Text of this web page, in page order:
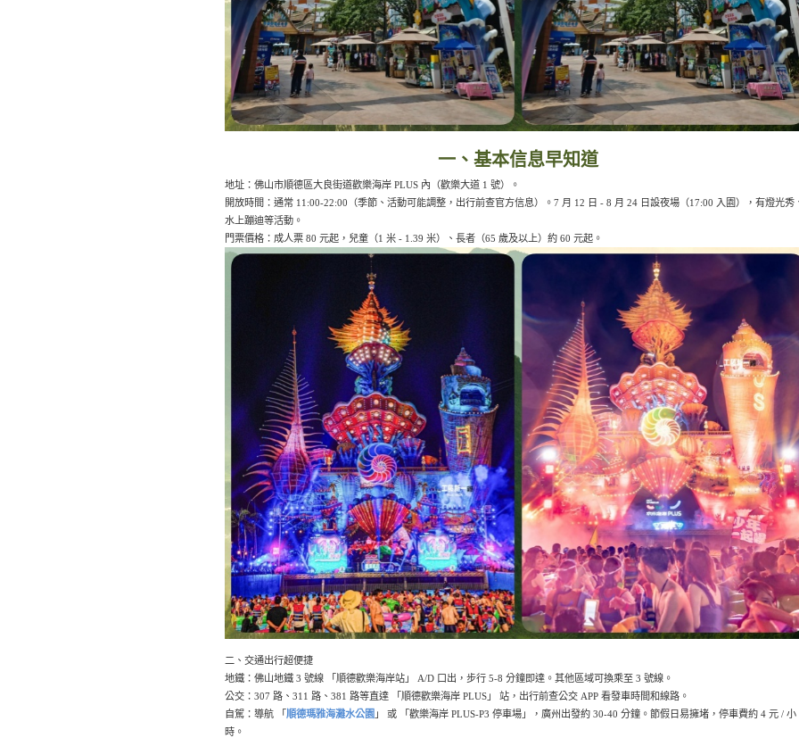
一、基本信息早知道
地址：佛山市順德區大良街道歡樂海岸 PLUS 內（歡樂大道 1 號）。
開放時間：通常 11:00-22:00（季節、活動可能調整，出行前查官方信息）。7 月 12 日 - 8 月 24 日設夜場（17:00 入園），有燈光秀
水上蹦迪等活動。
門票價格：成人票 80 元起，兒童（1 米 - 1.39 米）、長者（65 歲及以上）約 60 元起。
二、交通出行超便捷
地鐵：佛山地鐵 3 號線 「順德歡樂海岸站」 A/D 口出，步行 5-8 分鐘即達。其他區域可換乘至 3 號線。
公交：307 路、311 路、381 路等直達 「順德歡樂海岸 PLUS」 站，出行前查公交 APP 看發車時間和線路。
自駕：導航 「 順德瑪雅海灘水公園 」 或 「歡樂海岸 PLUS-P3 停車場」，廣州出發約 30-40 分鐘。節假日易擁堵，停車費約 4 元 / 小
時。